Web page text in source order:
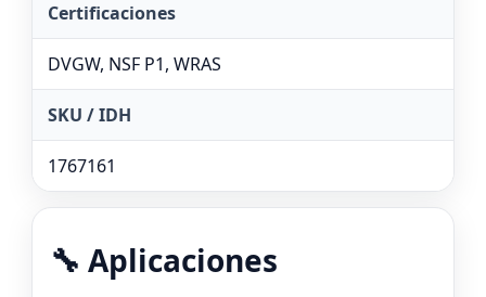
Certificaciones
DVGW, NSF P1, WRAS
SKU / IDH
1767161
🔧 Aplicaciones